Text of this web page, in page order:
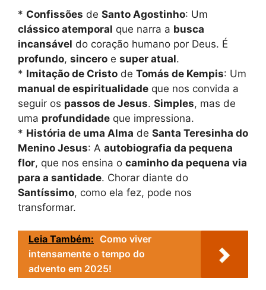
* Confissões de Santo Agostinho: Um
clássico atemporal que narra a busca
incansável do coração humano por Deus. É
profundo, sincero e super atual.
* Imitação de Cristo de Tomás de Kempis: Um
manual de espiritualidade que nos convida a
seguir os passos de Jesus. Simples, mas de
uma profundidade que impressiona.
* História de uma Alma de Santa Teresinha do
Menino Jesus: A autobiografia da pequena
flor, que nos ensina o caminho da pequena via
para a santidade. Chorar diante do
Santíssimo, como ela fez, pode nos
transformar.
Leia Também: Como viver
intensamente o tempo do
advento em 2025!